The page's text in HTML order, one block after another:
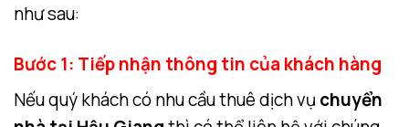
như sau:
Bước 1: Tiếp nhận thông tin của khách hàng
Nếu quý khách có nhu cầu thuê dịch vụ chuyển